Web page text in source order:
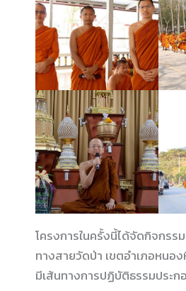
โครงการในครั้งนี้ได้จัดกิจกรร
ทางสายวัดป่า เขตอำเภอหนอ
มีเส้นทางการปฏิบัติธรรมประก